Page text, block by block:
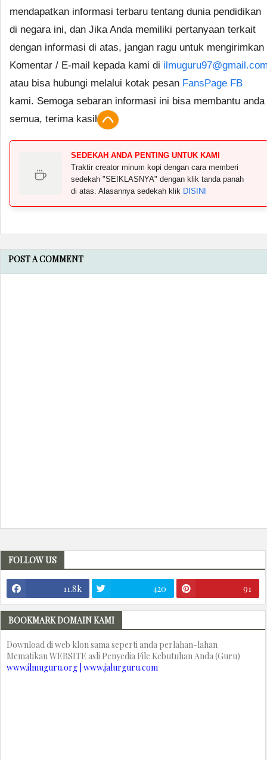
mendapatkan informasi terbaru tentang dunia pendidikan
di negara ini, dan Jika Anda memiliki pertanyaan terkait
dengan informasi di atas, jangan ragu untuk mengirimkan
Komentar / E-mail kepada kami di
atau bisa hubungi melalui kotak pesan FansPage FB
kami. Semoga sebaran informasi ini bisa membantu anda
semua, terima kasih.
SEDEKAH ANDA PENTING UNTUK KAMI
Traktir creator minum kopi dengan cara memberi
sedekah "SEIKLASNYA" dengan klik tanda panah
di atas. Alasannya sedekah klik DISINI
POST A COMMENT
FOLLOW US
11.8k 420 91
BOOKMARK DOMAIN KAMI
Download di web klon sama seperti anda perlahan-lahan
Mematikan WEBSITE asli Penyedia File Kebutuhan Anda (Guru)
www.ilmuguru.org | www.jalurguru.com